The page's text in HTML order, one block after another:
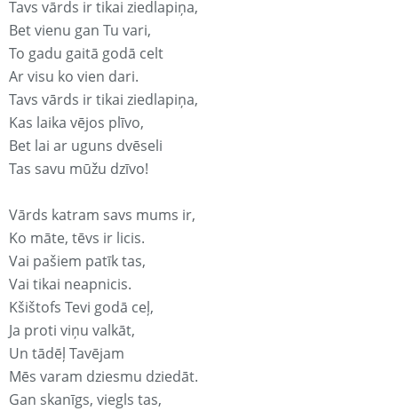
Tavs vārds ir tikai ziedlapiņa,
Bet vienu gan Tu vari,
To gadu gaitā godā celt
Ar visu ko vien dari.
Tavs vārds ir tikai ziedlapiņa,
Kas laika vējos plīvo,
Bet lai ar uguns dvēseli
Tas savu mūžu dzīvo!
Vārds katram savs mums ir,
Ko māte, tēvs ir licis.
Vai pašiem patīk tas,
Vai tikai neapnicis.
Kšištofs Tevi godā ceļ,
Ja proti viņu valkāt,
Un tādēļ Tavējam
Mēs varam dziesmu dziedāt.
Gan skanīgs, viegls tas,